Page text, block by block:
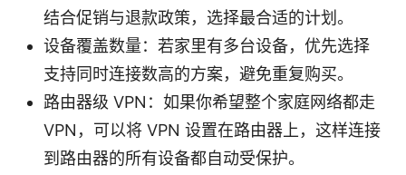
结合促销与退款政策，选择最合适的计划。
设备覆盖数量：若家里有多台设备，优先选择
支持同时连接数高的方案，避免重复购买。
路由器级 VPN：如果你希望整个家庭网络都走
VPN，可以将 VPN 设置在路由器上，这样连接
到路由器的所有设备都自动受保护。